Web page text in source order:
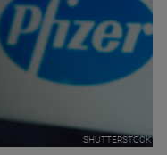
SHUTTERSTOCK